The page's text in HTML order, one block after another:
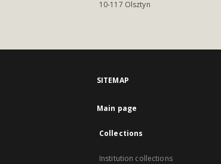
10-117 Olsztyn
SITEMAP
Main page
Collections
Institution collections